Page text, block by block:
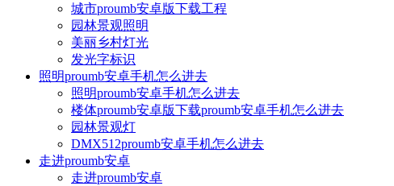
城市proumb安卓版下载工程
园林景观照明
美丽乡村灯光
发光字标识
照明proumb安卓手机怎么进去
照明proumb安卓手机怎么进去
楼体proumb安卓版下载proumb安卓手机怎么进去
园林景观灯
DMX512proumb安卓手机怎么进去
走进proumb安卓
走进proumb安卓